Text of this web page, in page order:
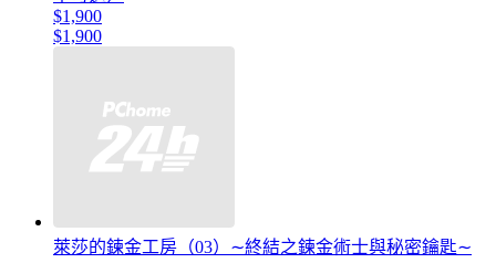
$1,900
$1,900
萊莎的鍊金工房（03）∼終結之鍊金術士與秘密鑰匙∼